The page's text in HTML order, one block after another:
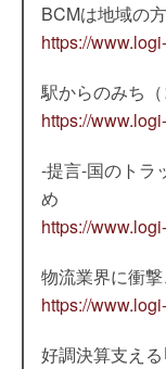
BCMは地域の
https://
駅からのみち（
https://
-提言-国のトラ
め
https://
物流業界に衝
https://
好調決算支え